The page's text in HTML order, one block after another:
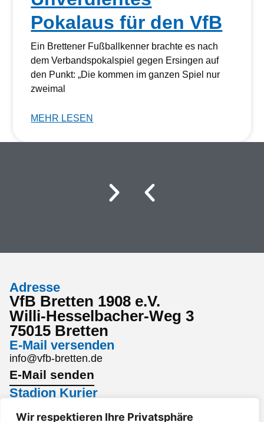
Wir respektieren Ihre Privatsphäre
Pokalaus für den VfB
Ein Brettener Fußballkenner brachte es nach
dem Verbandspokalspiel gegen Ersingen auf
den Punkt: „Die kommen im ganzen Spiel nur
zweimal
MEHR LESEN
Adresse
VfB Bretten 1908 e.V.
Willi-Hesselbacher-Weg 3
75015 Bretten
E-Mail versenden
info@vfb-bretten.de
E-Mail senden
Stadion Kurier